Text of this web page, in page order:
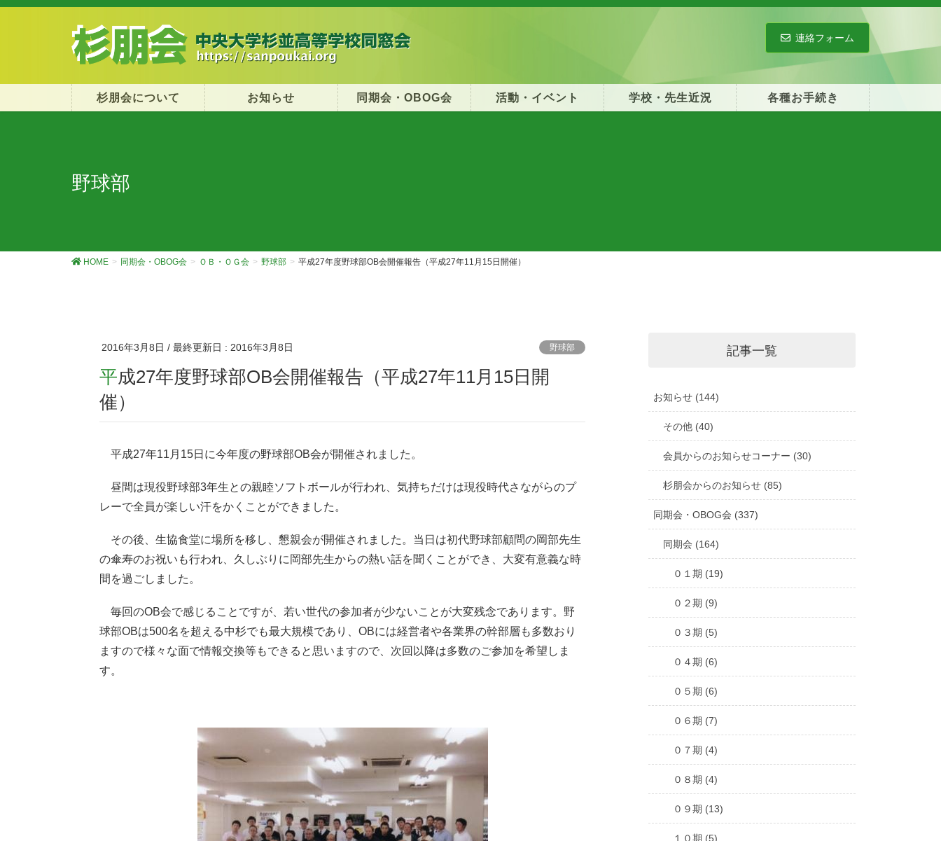
連絡フォーム
杉朋会について お知らせ 同期会・OBOG会 活動・イベント 学校・先生近況 各種お手続き
野球部
HOME 同期会・OBOG会 ＯＢ・ＯＧ会 野球部 平成27年度野球部OB会開催報告（平成27年11月15日開催）
2016年3月8日 / 最終更新日 : 2016年3月8日 野球部
平成27年度野球部OB会開催報告（平成27年11月15日開
催）
平成27年11月15日に今年度の野球部OB会が開催されました。
昼間は現役野球部3年生との親睦ソフトボールが行われ、気持ちだけは現役時代さながらのプ
レーで全員が楽しい汗をかくことができました。
その後、生協食堂に場所を移し、懇親会が開催されました。当日は初代野球部顧問の岡部先生
の傘寿のお祝いも行われ、久しぶりに岡部先生からの熱い話を聞くことができ、大変有意義な時
間を過ごしました。
毎回のOB会で感じることですが、若い世代の参加者が少ないことが大変残念であります。野
球部OBは500名を超える中杉でも最大規模であり、OBには経営者や各業界の幹部層も多数おり
ますので様々な面で情報交換等もできると思いますので、次回以降は多数のご参加を希望しま
す。
記事一覧
お知らせ (144)
その他 (40)
会員からのお知らせコーナー (30)
杉朋会からのお知らせ (85)
同期会・OBOG会 (337)
同期会 (164)
０１期 (19)
０２期 (9)
０３期 (5)
０４期 (6)
０５期 (6)
０６期 (7)
０７期 (4)
０８期 (4)
０９期 (13)
１０期 (5)